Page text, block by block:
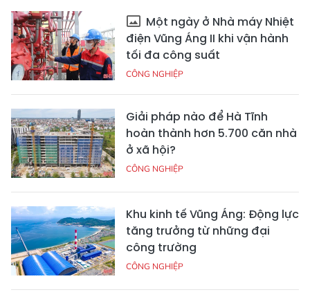
Một ngày ở Nhà máy Nhiệt
điện Vũng Áng II khi vận hành
tối đa công suất
CÔNG NGHIỆP
Giải pháp nào để Hà Tĩnh
hoàn thành hơn 5.700 căn nhà
ở xã hội?
CÔNG NGHIỆP
Khu kinh tế Vũng Áng: Động lực
tăng trưởng từ những đại
công trường
CÔNG NGHIỆP